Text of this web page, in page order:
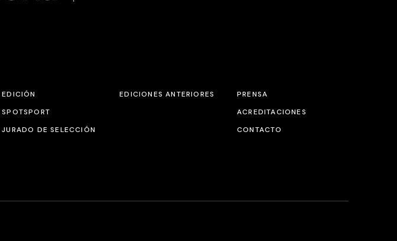
EDICIÓN
SPOTSPORT
JURADO DE SELECCIÓN
EDICIONES ANTERIORES
PRENSA
ACREDITACIONES
CONTACTO